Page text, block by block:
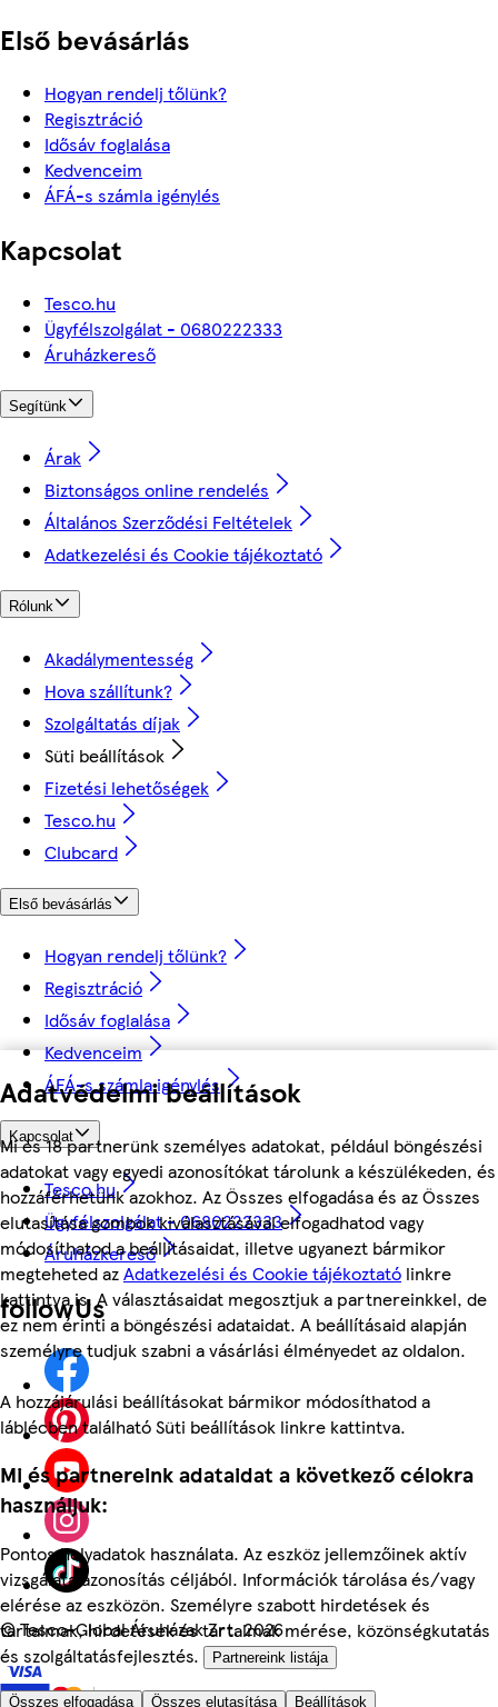
Adatvédelmi beállítások
Mi és 18 partnerünk személyes adatokat, például böngészési
adatokat vagy egyedi azonosítókat tárolunk a készülékeden, és
hozzáférhetünk azokhoz. Az Összes elfogadása és az Összes
elutasítása gombok kiválasztásával elfogadhatod vagy
módosíthatod a beállításaidat, illetve ugyanezt bármikor
megteheted azAdatkezelési és Cookie tájékoztató linkre
kattintva is. A választásaidat megosztjuk a partnereinkkel, de
ez nem érinti a böngészési adataidat. A beállításaid alapján
személyre tudjuk szabni a vásárlási élményedet az oldalon.
A hozzájárulási beállításokat bármikor módosíthatod a
láblécben található Süti beállítások linkre kattintva.
Mi és partnereink adataidat a következő célokra
használjuk:
Pontos helyadatok használata. Az eszköz jellemzőinek aktív
vizsgálata azonosítás céljából. Információk tárolása és/vagy
elérése az eszközön. Személyre szabott hirdetések és
tartalmak, hirdetések és tartalmak mérése, közönségkutatás
és szolgáltatásfejlesztés.
Partnereink listája
Összes elfogadása Összes elutasítása Beállítások
Első bevásárlás
Hogyan rendelj tőlünk?
Regisztráció
Idősáv foglalása
Kedvenceim
ÁFÁ-s számla igénylés
Kapcsolat
Tesco.hu
Ügyfélszolgálat - 0680222333
Áruházkereső
Segítünk
Árak
Biztonságos online rendelés
Általános Szerződési Feltételek
Adatkezelési és Cookie tájékoztató
Rólunk
Akadálymentesség
Hova szállítunk?
Szolgáltatás díjak
Süti beállítások
Fizetési lehetőségek
Tesco.hu
Clubcard
Első bevásárlás
Hogyan rendelj tőlünk?
Regisztráció
Idősáv foglalása
Kedvenceim
ÁFÁ-s számla igénylés
Kapcsolat
Tesco.hu
Ügyfélszolgálat - 0680222333
Áruházkereső
followUs
©Tesco-Global Áruházak Zrt. 2026